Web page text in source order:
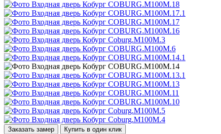
Заказать замер Купить в один клик